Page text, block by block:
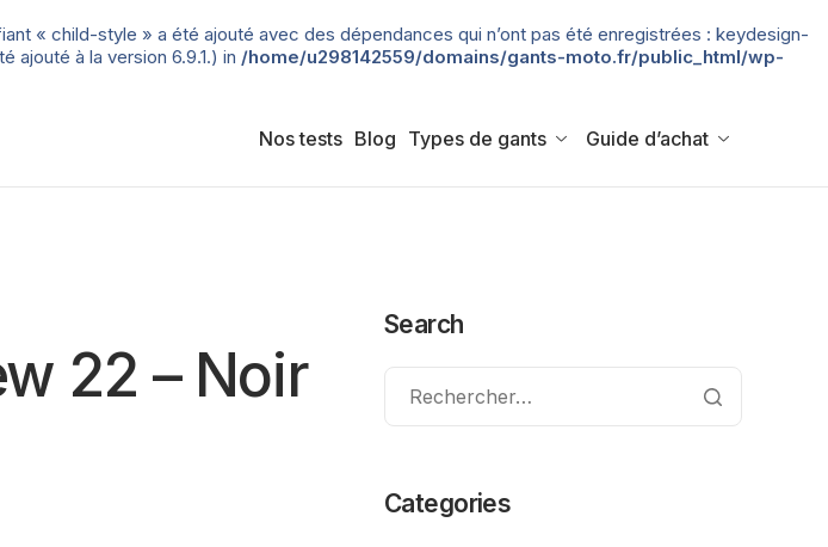
« child-style » a été ajouté avec des dépendances qui n’ont pas été enregistrées : keydesign-
ajouté à la version 6.9.1.) in /home/u298142559/domains/gants-moto.fr/public_html/wp-
Nos tests Blog Types de gants Guide d’achat
22 – Noir
Search
Categories